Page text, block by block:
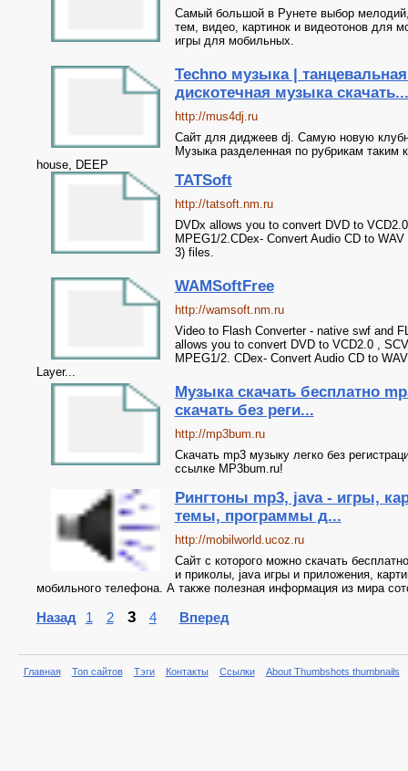
Самый большой в Рунете выбор
тем, видео, картинок и видеотонов для
игры для мобильных.
Techno музыка |
дискотечная музыка скачать...
http://mus4dj.ru
Сайт для диджеев dj. Самую новую
Музыка разделенная по рубрикам таким
house, DEEP
TATSoft
http://tatsoft.nm.ru
DVDx allows you to convert DVD to
MPEG1/2.CDex- Convert Audio CD to
3) files.
WAMSoftFree
http://wamsoft.nm.ru
Video to Flash Converter - native swf and
allows you to convert DVD to VCD2.0 ,
MPEG1/2. CDex- Convert Audio CD to
Layer...
Музыка скачать бесплатно
скачать без реги...
http://mp3bum.ru
Скачать mp3 музыку легко без
ссылке MP3bum.ru!
Рингтоны mp3, java - игры,
темы, программы д...
http://mobilworld.ucoz.ru
Сайт с которого можно скачать
и приколы, java игры и приложения,
мобильного телефона. А также полезная информация из мира
Назад 1 2 3 4 Вперед
Главная Топ сайтов Тэги Контакты Ссылки About Thumbshots thumbnails